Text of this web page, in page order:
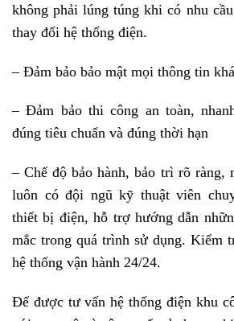
không phải lúng túng khi có nhu
thay đổi hệ thống điện.
– Đảm bảo bảo mật mọi thông tin
– Đảm bảo thi công an toàn,
đúng tiêu chuẩn và đúng thời hạn
– Chế độ bảo hành, bảo trì rõ ràng,
luôn có đội ngũ kỹ thuật viên
thiết bị điện, hỗ trợ hướng dẫn
mắc trong quá trình sử dụng. Kiểm
hệ thống vận hành 24/24.
Để được tư vấn hệ thống điện khu